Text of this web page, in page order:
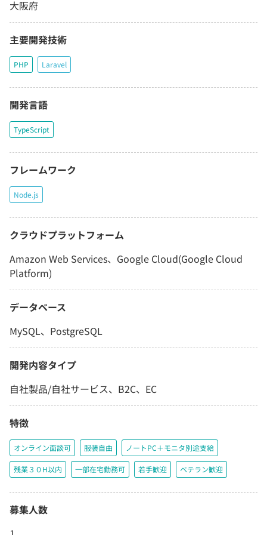
大阪府
主要開発技術
PHP Laravel
開発言語
TypeScript
フレームワーク
Node.js
クラウドプラットフォーム
Amazon Web Services、Google Cloud(Google Cloud
Platform)
データベース
MySQL、PostgreSQL
開発内容タイプ
自社製品/自社サービス、B2C、EC
特徴
オンライン面談可 服装自由 ノートPC＋モニタ別途支給
残業３０H以内 一部在宅勤務可 若手歓迎 ベテラン歓迎
募集人数